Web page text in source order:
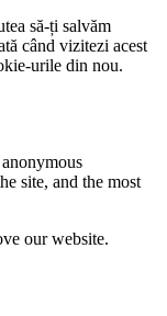
să-ți salvăm
când vizitezi acest
urile din nou.
site, and the most
our website.